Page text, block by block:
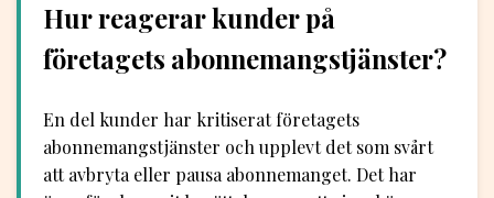
Hur reagerar kunder på
företagets abonnemangstjänster?
En del kunder har kritiserat företagets
abonnemangstjänster och upplevt det som svårt
att avbryta eller pausa abonnemanget. Det har